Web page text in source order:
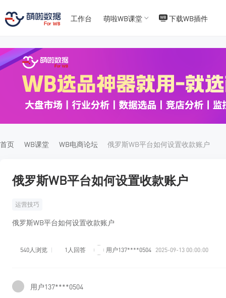
45
工作台 萌啦WB课堂 下载WB插件
首页 WB课堂 WB电商论坛 俄罗斯WB平台如何设置收款账户
俄罗斯WB平台如何设置收款账户
运营技巧
俄罗斯WB平台如何设置收款账户
540人浏览 1人回答 用户137****0504 2025-09-13 00:00:00
用户137****0504